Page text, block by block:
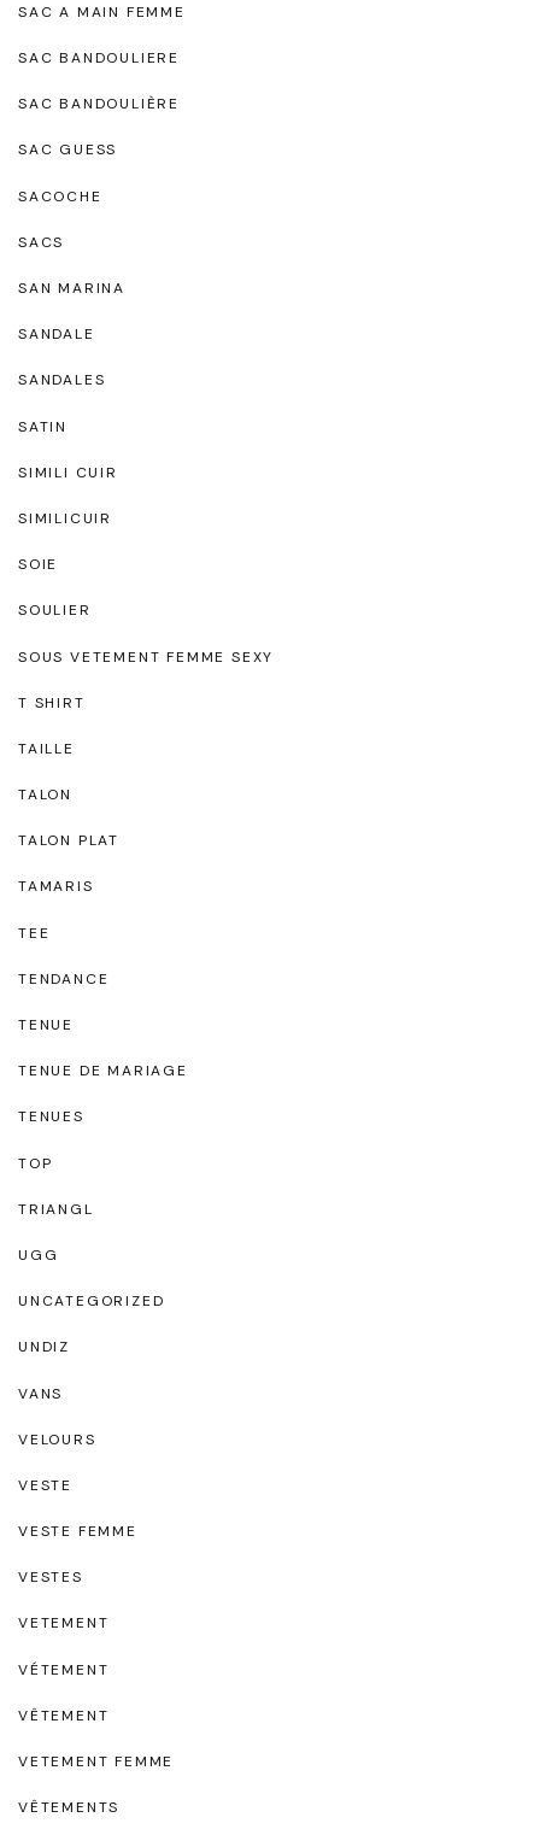
SAC A MAIN FEMME
SAC BANDOULIERE
SAC BANDOULIÈRE
SAC GUESS
SACOCHE
SACS
SAN MARINA
SANDALE
SANDALES
SATIN
SIMILI CUIR
SIMILICUIR
SOIE
SOULIER
SOUS VETEMENT FEMME SEXY
T SHIRT
TAILLE
TALON
TALON PLAT
TAMARIS
TEE
TENDANCE
TENUE
TENUE DE MARIAGE
TENUES
TOP
TRIANGL
UGG
UNCATEGORIZED
UNDIZ
VANS
VELOURS
VESTE
VESTE FEMME
VESTES
VETEMENT
VÉTEMENT
VÊTEMENT
VETEMENT FEMME
VÊTEMENTS